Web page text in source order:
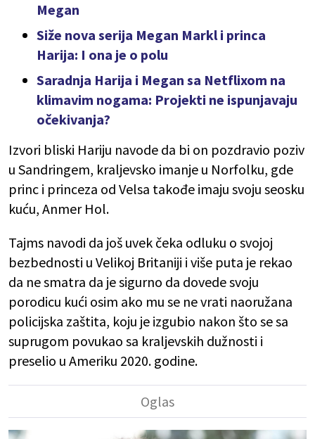
Megan
Siže nova serija Megan Markl i princa
Harija: I ona je o polu
Saradnja Harija i Megan sa Netflixom na
klimavim nogama: Projekti ne ispunjavaju
očekivanja?
Izvori bliski Hariju navode da bi on pozdravio poziv
u Sandringem, kraljevsko imanje u Norfolku, gde
princ i princeza od Velsa takođe imaju svoju seosku
kuću, Anmer Hol.
Tajms navodi da još uvek čeka odluku o svojoj
bezbednosti u Velikoj Britaniji i više puta je rekao
da ne smatra da je sigurno da dovede svoju
porodicu kući osim ako mu se ne vrati naoružana
policijska zaštita, koju je izgubio nakon što se sa
suprugom povukao sa kraljevskih dužnosti i
preselio u Ameriku 2020. godine.